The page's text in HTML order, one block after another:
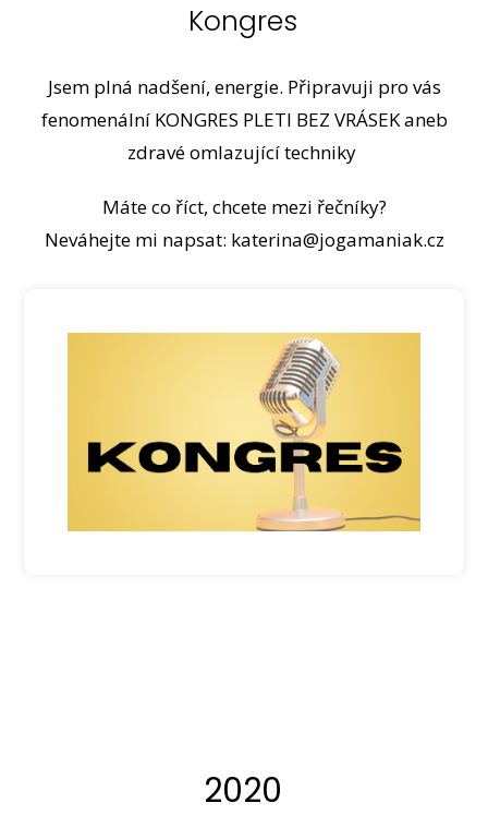
Kongres
Jsem plná nadšení, energie. Připravuji pro vás
fenomenální KONGRES PLETI BEZ VRÁSEK aneb
zdravé omlazující techniky
Máte co říct, chcete mezi řečníky?
Neváhejte mi napsat: katerina@jogamaniak.cz
2020